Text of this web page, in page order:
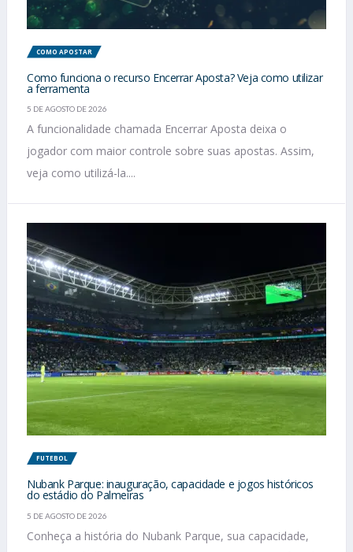
COMO APOSTAR
Como funciona o recurso Encerrar Aposta? Veja como utilizar
a ferramenta
5 DE AGOSTO DE 2026
A funcionalidade chamada Encerrar Aposta deixa o
jogador com maior controle sobre suas apostas. Assim,
veja como utilizá-la....
FUTEBOL
Nubank Parque: inauguração, capacidade e jogos históricos
do estádio do Palmeiras
5 DE AGOSTO DE 2026
Conheça a história do Nubank Parque, sua capacidade,